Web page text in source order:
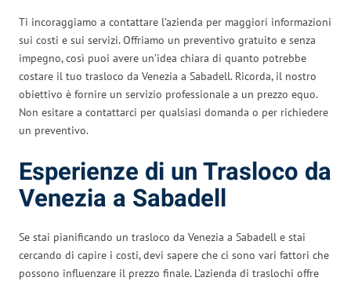
Ti incoraggiamo a contattare l’azienda per maggiori informazioni
sui costi e sui servizi. Offriamo un preventivo gratuito e senza
impegno, così puoi avere un’idea chiara di quanto potrebbe
costare il tuo trasloco da Venezia a Sabadell. Ricorda, il nostro
obiettivo è fornire un servizio professionale a un prezzo equo.
Non esitare a contattarci per qualsiasi domanda o per richiedere
un preventivo.
Esperienze di un Trasloco da
Venezia a Sabadell
Se stai pianificando un trasloco da Venezia a Sabadell e stai
cercando di capire i costi, devi sapere che ci sono vari fattori che
possono influenzare il prezzo finale. L’azienda di traslochi offre